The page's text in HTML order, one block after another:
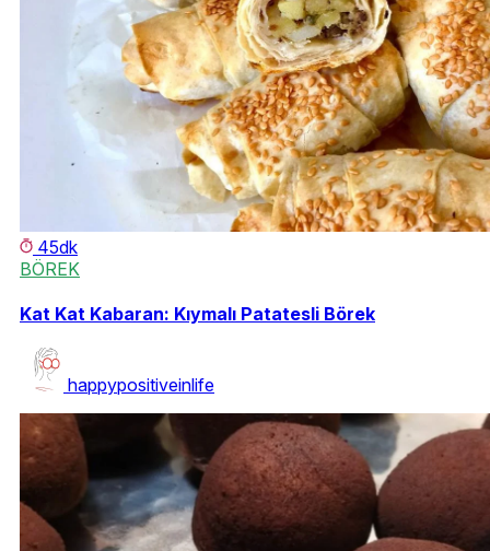
45dk
BÖREK
Kat Kat Kabaran: Kıymalı Patatesli Börek
happypositiveinlife